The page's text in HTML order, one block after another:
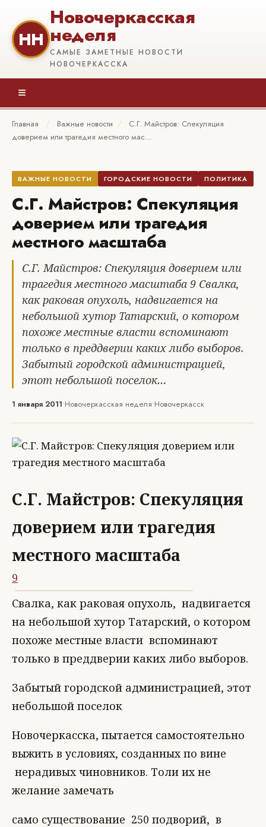
НН
Новочеркасская
неделя
САМЫЕ ЗАМЕТНЫЕ НОВОСТИ
НОВОЧЕРКАССКА
≡
Главная / Важные новости /
С.Г. Майстров: Спекуляция
доверием или трагедия местного мас…
ВАЖНЫЕ НОВОСТИ ГОРОДСКИЕ НОВОСТИ ПОЛИТИКА
С.Г. Майстров: Спекуляция
доверием или трагедия
местного масштаба
С.Г. Майстров: Спекуляция доверием или
трагедия местного масштаба 9 Свалка,
как раковая опухоль, надвигается на
небольшой хутор Татарский, о котором
похоже местные власти вспоминают
только в преддверии каких либо выборов.
Забытый городской администрацией,
этот небольшой поселок…
1 января 2011•Новочеркасская неделя•Новочеркасск
С.Г. Майстров: Спекуляция
доверием или трагедия
местного масштаба
9
Свалка, как раковая опухоль, надвигается
на небольшой хутор Татарский, о котором
похоже местные власти вспоминают
только в преддверии каких либо выборов.
Забытый городской администрацией, этот
небольшой поселок
Новочеркасска, пытается самостоятельно
выжить в условиях, созданных по вине
нерадивых чиновников. Толи их не
желание замечать
само существование 250 подворий, в